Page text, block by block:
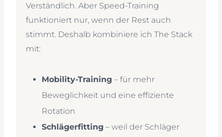
Verständlich. Aber Speed-Training
funktioniert nur, wenn der Rest auch
stimmt. Deshalb kombiniere ich The Stack
mit:
Mobility-Training – für mehr
Beweglichkeit und eine effiziente
Rotation
Schlägerfitting – weil der Schläger